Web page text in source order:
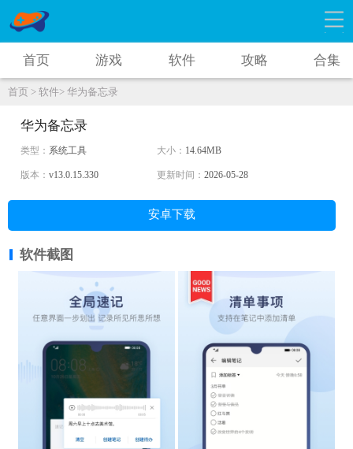
首页 游戏 软件 攻略 合集
首页 > 软件> 华为备忘录
华为备忘录
类型： 系统工具 大小： 14.64MB
版本： v13.0.15.330 更新时间： 2026-05-28
安卓下载
软件截图